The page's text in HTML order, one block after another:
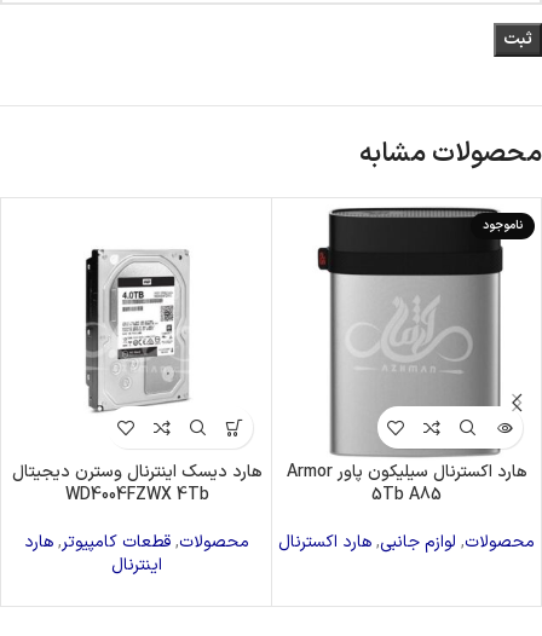
محصولات مشابه
ناموجود
هارد اکسترنال سیلیکون پاور Armor
5Tb A85
محصولات, لوازم جانبی,هارد اکسترنال
هارد دیسک اینترنال وسترن دیجیتال
WD4004FZWX 4Tb
محصولات,قطعات کامپیوتر,هارد
اینترنال